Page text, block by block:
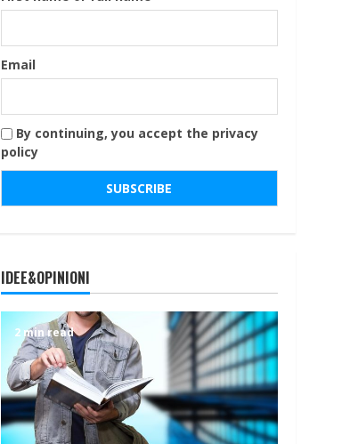
Email
By continuing, you accept the privacy
policy
IDEE&OPINIONI
2 min read